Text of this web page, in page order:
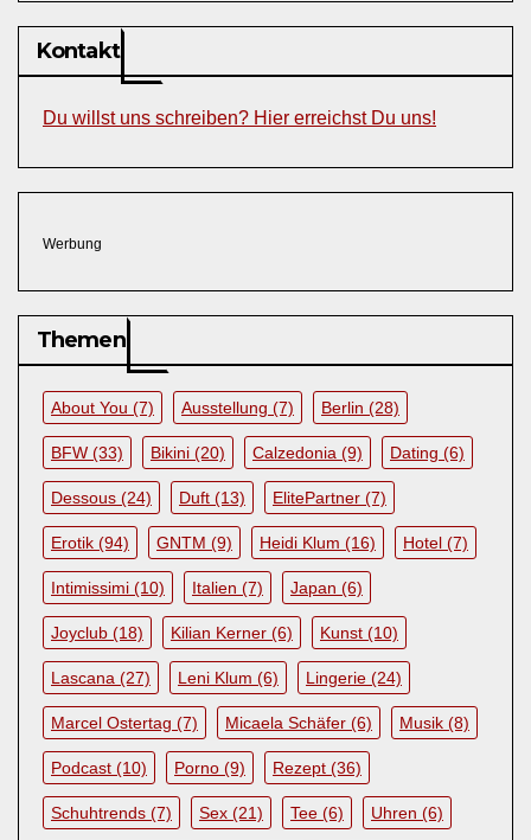
Kontakt
Du willst uns schreiben? Hier erreichst Du uns!
Werbung
Themen
About You (7) Ausstellung (7) Berlin (28)
BFW (33) Bikini (20) Calzedonia (9) Dating (6)
Dessous (24) Duft (13) ElitePartner (7)
Erotik (94) GNTM (9) Heidi Klum (16) Hotel (7)
Intimissimi (10) Italien (7) Japan (6)
Joyclub (18) Kilian Kerner (6) Kunst (10)
Lascana (27) Leni Klum (6) Lingerie (24)
Marcel Ostertag (7) Micaela Schäfer (6) Musik (8)
Podcast (10) Porno (9) Rezept (36)
Schuhtrends (7) Sex (21) Tee (6) Uhren (6)